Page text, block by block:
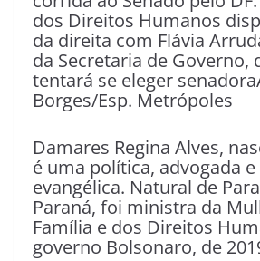
dos Direitos Humanos
da direita com Flávia
da Secretaria de Governo,
tentará se eleger
Borges/Esp. Metrópoles
Damares Regina Alves,
é uma política, advogada
evangélica. Natural de
Paraná, foi ministra da
Família e dos Direitos
governo Bolsonaro, de